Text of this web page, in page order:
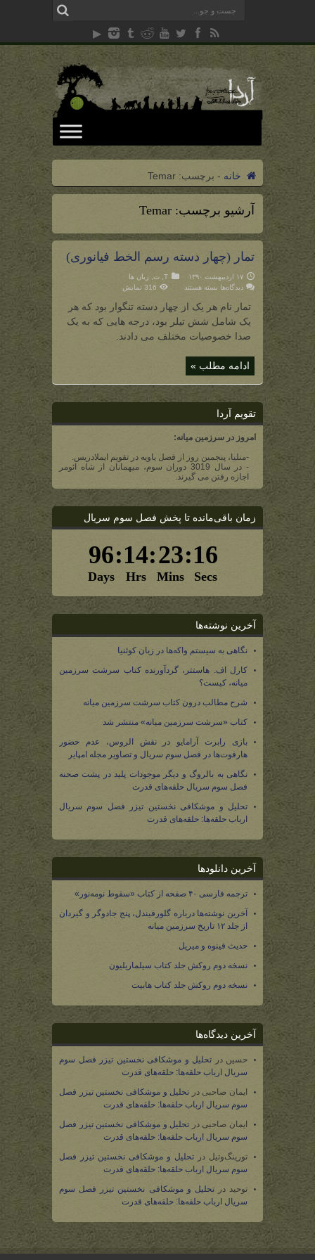
خانه - برچسب: Temar
آرشیو برچسب: Temar
تمار (چهار دسته رسم الخط فیانوری)
۱۷ اردیبهشت ۱۳۹۰ T ت
زبان ها
دیدگاه‌ها برای
دسته
رسم
الخط
فیانوری)
بسته هستند 316 نمایش
تمار نام هر یک از چهار دسته تنگوار بود که هر
یک شامل شش تیلر بود، درجه هایی که به یک
صدا خصوصیات مختلف می دادند.
ادامه مطلب »
تقویم آردا
امروز در سرزمین میانه:
-منلیا، پنجمین روز از فصل یاویه در تقویم ایملادریس.
- در سال 3019 دوران سوم، میهمانان از شاه ائومر
اجازه رفتن می گیرند.
زمان باقی‌مانده تا پخش فصل سوم سریال
آخرین نوشته‌ها
نگاهی به سیستم واکه‌ها در زبان کوئنیا
کارل اف. هاستتر، گردآورنده کتاب سرشت سرزمین
میانه، کیست؟
شرح مطالب درون کتاب سرشت سرزمین میانه
کتاب «سرشت سرزمین میانه» منتشر شد
بازی رابرت آرامایو در نقش الروس، عدم حضور
هارفوت‌ها در فصل سوم سریال و تصاویر مجله امپایر
نگاهی به بالروگ و دیگر موجودات پلید در پشت صحنه
فصل سوم سریال حلقه‌های قدرت
تحلیل و موشکافی نخستین تیزر فصل سوم سریال
ارباب حلقه‌ها: حلقه‌های قدرت
آخرین دانلودها
ترجمه فارسی ۴۰ صفحه از کتاب «سقوط نومه‌نور»
آخرین نوشته‌ها درباره گلورفیندل، پنج جادوگر و گیردان
از جلد ۱۲ تاریخ سرزمین میانه
حدیث فینوه و میریل
نسخه دوم روکش جلد کتاب سیلماریلیون
نسخه دوم روکش جلد کتاب هابیت
آخرین دیدگاه‌ها
حسین در تحلیل و موشکافی نخستین تیزر فصل سوم
سریال ارباب حلقه‌ها: حلقه‌های قدرت
ایمان صاحبی در تحلیل و موشکافی نخستین تیزر فصل
سوم سریال ارباب حلقه‌ها: حلقه‌های قدرت
ایمان صاحبی در تحلیل و موشکافی نخستین تیزر فصل
سوم سریال ارباب حلقه‌ها: حلقه‌های قدرت
تورینگ‌وتیل در تحلیل و موشکافی نخستین تیزر فصل
سوم سریال ارباب حلقه‌ها: حلقه‌های قدرت
توحید درتحلیل و موشکافی نخستین تیزر فصل سوم
سریال ارباب حلقه‌ها: حلقه‌های قدرت